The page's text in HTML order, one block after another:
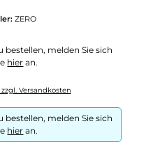
ZERO
bestellen, melden Sie sich
hier an.
Versandkosten
bestellen, melden Sie sich
hier an.